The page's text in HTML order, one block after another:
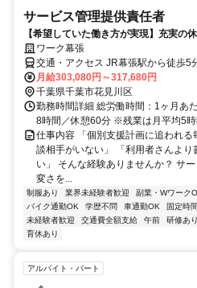
サービス管理提供責任者
【希望していた働き方が実現】充実の
ワーク幕張
交通・アクセス JR幕張駅から徒歩5
月給303,080円～317,680円
千葉県千葉市花見川区
勤務時間詳細 総労働時間：1ヶ月あ
8時間／休憩60分 ※残業は月平均5時
仕事内容 「個別支援計画に追われ
談相手がいない」 「利用者さんよ
い」 そんな経験ありませんか？ サ
変さを...
制服あり 業界未経験者歓迎 副業・Wワーク
バイク通勤OK
学歴不問 車通勤OK 固定時
未経験者歓迎
交通費全額支給 午前 研修あり
育休あり
アルバイト・パート